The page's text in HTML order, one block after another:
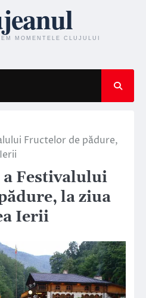
Fructelor de pădure,
Festivalului
la ziua
Ierii